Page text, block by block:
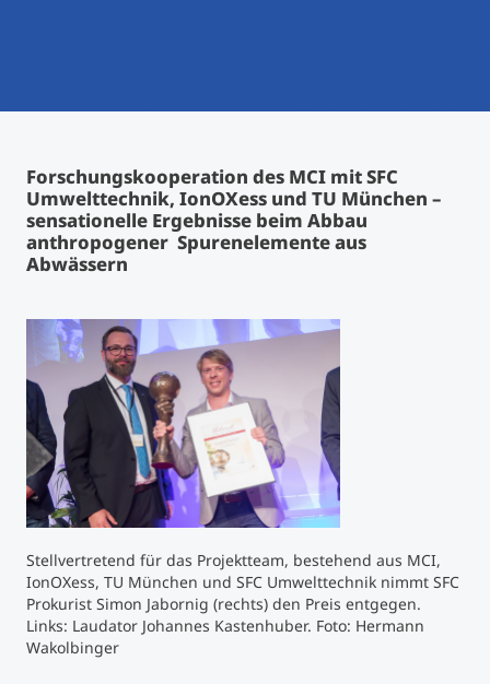
Study Finder Bachelor/Master
Masterclasses
Technische Weiterbildung
Maßgeschneiderte Programme
Executive Education Finder
Forschungskooperation des MCI mit SFC
Umwelttechnik, IonOXess und TU München –
sensationelle Ergebnisse beim Abbau
anthropogener Spurenelemente aus
Abwässern
Stellvertretend für das Projektteam, bestehend aus MCI,
IonOXess, TU München und SFC Umwelttechnik nimmt SFC
Prokurist Simon Jabornig (rechts) den Preis entgegen.
Links: Laudator Johannes Kastenhuber. Foto: Hermann
Wakolbinger